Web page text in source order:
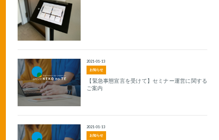
お知らせ
2021-01-13
【緊急事態宣言を受けて】セミナー運営に関する
ご案内
お知らせ
2021-01-13